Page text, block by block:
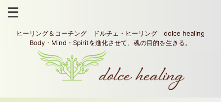
ヒーリング＆コーチング ドルチェ・ヒーリング dolce healing
Body・Mind・Spiritを進化させて、魂の目的を生きる。